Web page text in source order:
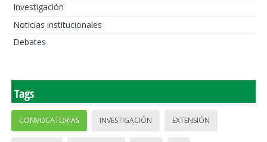
Investigación
Noticias institucionales
Debates
Tags
CONVOCATORIAS INVESTIGACIÓN EXTENSIÓN